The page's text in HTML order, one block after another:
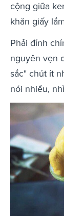
cộng giữa
khăn giấy
Phải đính
nguyên vẹn
sắc" chút ít
nói nhiều,